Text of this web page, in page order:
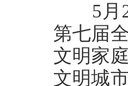
5月23
第七届
文明家
文明城